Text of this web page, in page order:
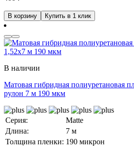
В корзину Купить в 1 клик
В наличии
Матовая гибридная полиуретановая
рулон 7 м 190 мкм
Серия:
Matte
Длина:
7 м
Толщина пленки: 190 микрон